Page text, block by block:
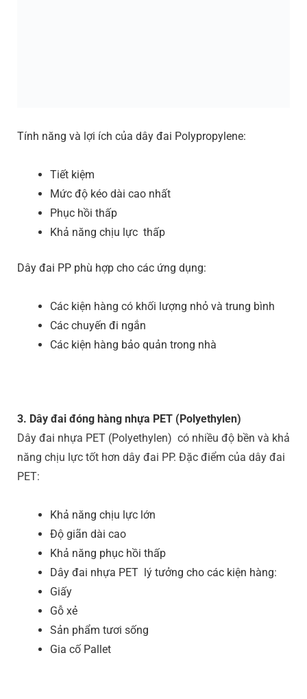
Tính năng và lợi ích của dây đai Polypropylene:
Tiết kiệm
Mức độ kéo dài cao nhất
Phục hồi thấp
Khả năng chịu lực thấp
Dây đai PP phù hợp cho các ứng dụng:
Các kiện hàng có khối lượng nhỏ và trung bình
Các chuyến đi ngắn
Các kiện hàng bảo quản trong nhà
3. Dây đai đóng hàng nhựa PET (Polyethylen)
Dây đai nhựa PET (Polyethylen) có nhiều độ bền và khả
năng chịu lực tốt hơn dây đai PP. Đặc điểm của dây đai
PET:
Khả năng chịu lực lớn
Độ giãn dài cao
Khả năng phục hồi thấp
Dây đai nhựa PET lý tưởng cho các kiện hàng:
Giấy
Gỗ xẻ
Sản phẩm tươi sống
Gia cố Pallet